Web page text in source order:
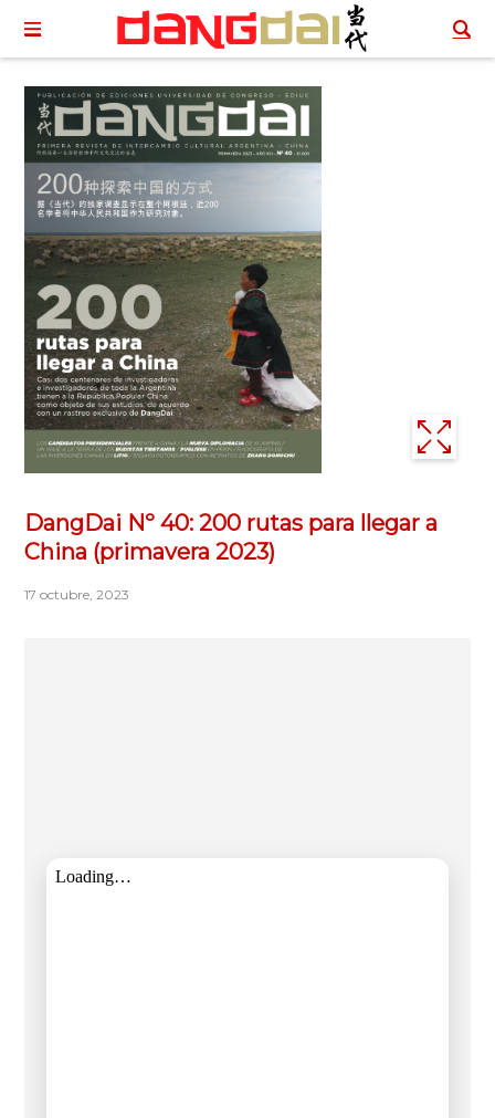
DangDai Nº 40: 200 rutas para llegar a
China (primavera 2023)
17 octubre, 2023